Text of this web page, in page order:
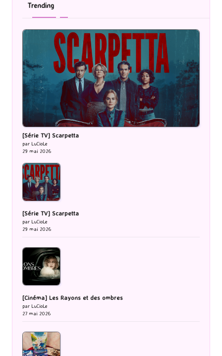
Trending
[Série TV] Scarpetta
par LuCioLe
29 mai 2026
[Série TV] Scarpetta
par LuCioLe
29 mai 2026
[Cinéma] Les Rayons et des ombres
par LuCioLe
27 mai 2026